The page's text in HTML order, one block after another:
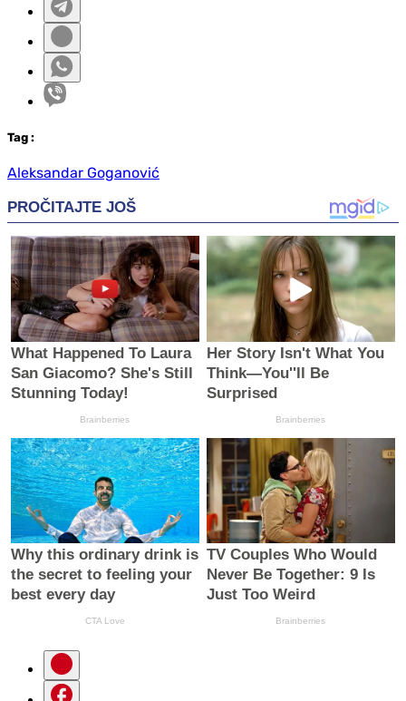
Tag :
Aleksandar Goganović